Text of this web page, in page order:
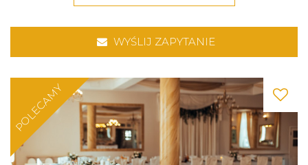
WYŚLIJ ZAPYTANIE
POLECAMY